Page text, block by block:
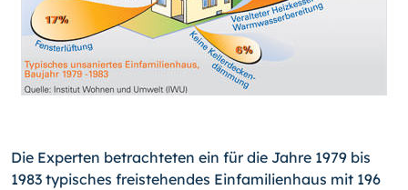
Die Experten betrachteten ein für die Jahre 1979 bis
1983 typisches freistehendes Einfamilienhaus mit 196